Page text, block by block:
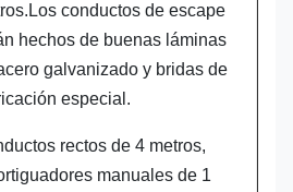
conductos de escape
hechos de buenas láminas
galvanizado y bridas de
especial.
rectos de 4 metros,
manuales de 1